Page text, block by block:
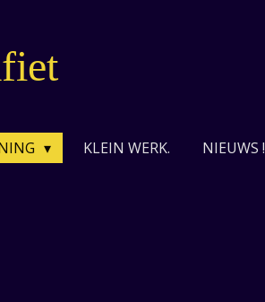
KLEIN WERK.
NIEUWS !